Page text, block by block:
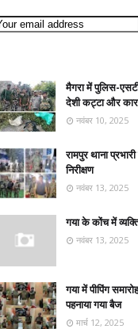
मैगरा में पुलिस-
देशी कट्टा और
नवंबर 10, 2025
रामपुर थाना
निरीक्षण
नवंबर 13, 2025
गया के कोंच में
नवंबर 13, 2025
गया में पीपिंग
पहनाया गया बैज
मार्च 12, 2025